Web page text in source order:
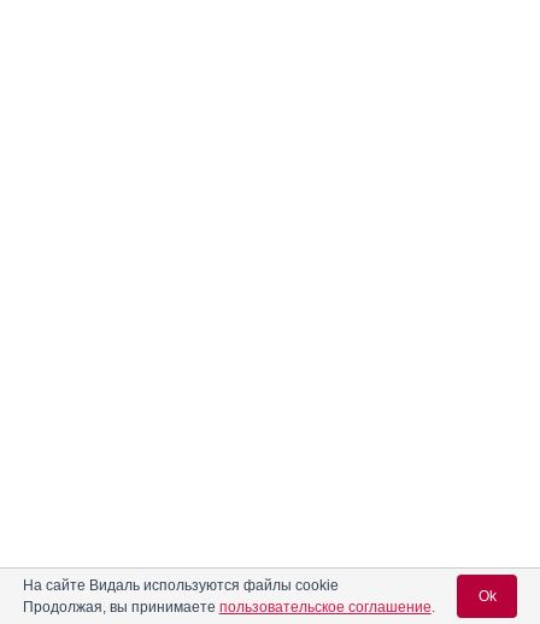
На сайте Видаль используются файлы cookie
Продолжая, вы принимаете пользовательское соглашение.
Ok